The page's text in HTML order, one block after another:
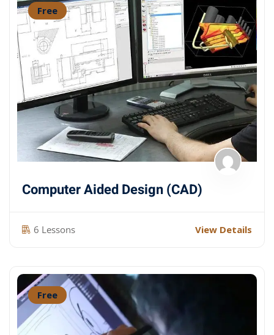
Free
Computer Aided Design (CAD)
6 Lessons View Details
Free